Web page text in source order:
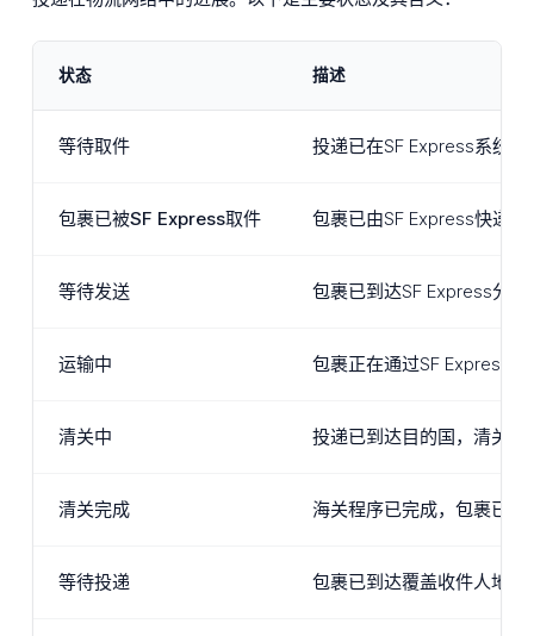
状态 描述
等待取件 投递已在SF Express系统
包裹已被SF Express取件 包裹已由SF Express快递
等待发送 包裹已到达SF Express分
运输中 包裹正在通过SF Express
清关中 投递已到达目的国，清关
清关完成 海关程序已完成，包裹已
等待投递 包裹已到达覆盖收件人地